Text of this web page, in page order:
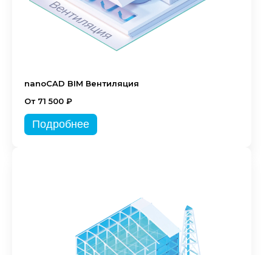
nanoCAD BIM Вентиляция
От 71 500 ₽
Подробнее